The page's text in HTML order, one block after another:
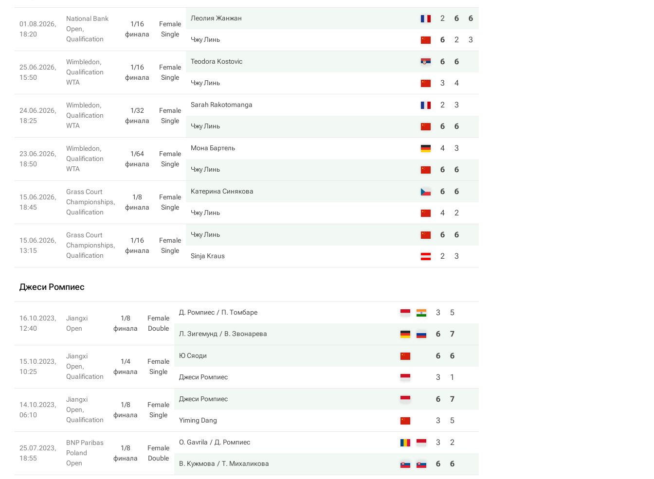
01.08.2026,
18:20
National Bank
Open,
Qualification
1/16
финала
Female
Single
Леолия Жанжан 2 6 6
Чжу Линь 6 2 3
25.06.2026,
15:50
Wimbledon,
Qualification
WTA
1/16
финала
Female
Single
Teodora Kostovic 6 6
Чжу Линь 3 4
24.06.2026,
18:25
Wimbledon,
Qualification
WTA
1/32
финала
Female
Single
Sarah Rakotomanga 2 3
Чжу Линь 6 6
23.06.2026,
18:50
Wimbledon,
Qualification
WTA
1/64
финала
Female
Single
Мона Бартель 4 3
Чжу Линь 6 6
15.06.2026,
18:45
Grass Court
Championships,
Qualification
1/8
финала
Female
Single
Катерина Синякова 6 6
Чжу Линь 4 2
15.06.2026,
13:15
Grass Court
Championships,
Qualification
1/16
финала
Female
Single
Чжу Линь 6 6
Sinja Kraus 2 3
Джеси Ромпиес
16.10.2023,
12:40
Jiangxi
Open
1/8
финала
Female
Double
Д. Ромпиес П. Томбаре 3 5
Л. Зигемунд В. Звонарева 6 7
15.10.2023,
10:25
Jiangxi
Open,
Qualification
1/4
финала
Female
Single
Ю Сяоди 6 6
Джеси Ромпиес 3 1
14.10.2023,
06:10
Jiangxi
Open,
Qualification
1/8
финала
Female
Single
Джеси Ромпиес 6 7
Yiming Dang 3 5
25.07.2023,
18:55
BNP Paribas
Poland
Open
1/8
финала
Female
Double
O. Gavrila Д. Ромпиес 3 2
В. Кужмова Т. Михаликова 6 6